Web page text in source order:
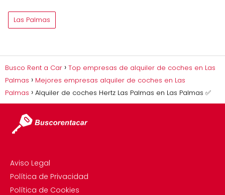
Las Palmas
Busco Rent a Car
Top empresas de alquiler de coches en Las
Palmas
Mejores empresas alquiler de coches en Las
Palmas
Alquiler de coches Hertz Las Palmas en Las Palmas ✅
Aviso Legal
Política de Privacidad
Política de Cookies